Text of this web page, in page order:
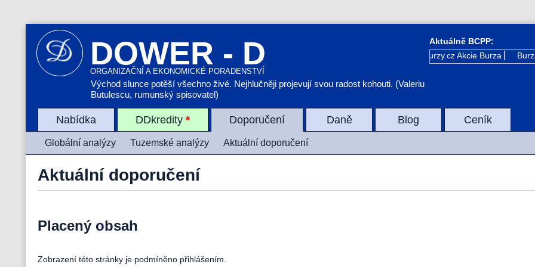
DOWER - D
ORGANIZAČNÍ A EKONOMICKÉ PORADENSTVÍ
Východ slunce potěší všechno živé. Nejhlučněji projevují svou radost kohouti. (Valeriu
Butulescu, rumunský spisovatel)
Aktuálně BCPP:
Kurzy.cz Akcie Burza Burza
Nabídka DDkredity * Doporučení Daně Blog Ceník
Globální analýzy Tuzemské analýzy Aktuální doporučení
Aktuální doporučení
Placený obsah
Zobrazení této stránky je podmíněno přihlášením.